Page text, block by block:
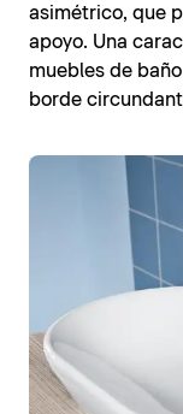
asimétrico, que
apoyo. Una
muebles de
borde